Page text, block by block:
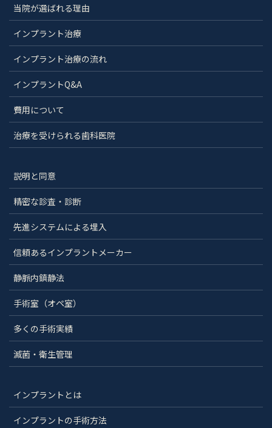
当院が選ばれる理由
インプラント治療
インプラント治療の流れ
インプラントQ&A
費用について
治療を受けられる歯科医院
説明と同意
精密な診査・診断
先進システムによる埋入
信頼あるインプラントメーカー
静脈内鎮静法
手術室（オペ室）
多くの手術実績
滅菌・衛生管理
インプラントとは
インプラントの手術方法